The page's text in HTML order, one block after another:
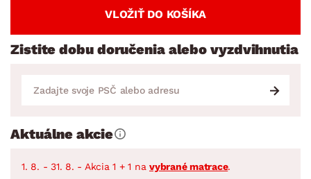
VLOŽIŤ DO KOŠÍKA
Zistite dobu doručenia alebo vyzdvihnutia
Aktuálne akcie
1. 8. - 31. 8. - Akcia 1 + 1 na vybrané matrace.